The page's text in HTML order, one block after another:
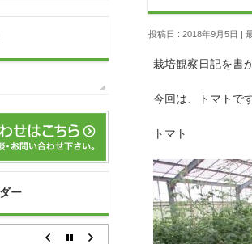
投稿日 : 2018年9月5日
栽培観察日記を書
今回は、トマトです
トマト
ー